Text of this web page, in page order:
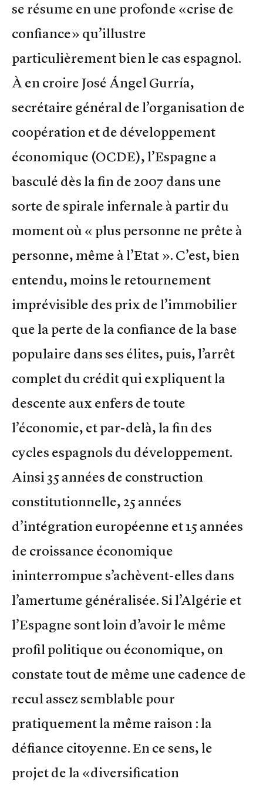
se résume en une profonde «crise de
confiance» qu’illustre
particulièrement bien le cas espagnol.
À en croire José Ángel Gurría,
secrétaire général de l’organisation de
coopération et de développement
économique (OCDE), l’Espagne a
basculé dès la fin de 2007 dans une
sorte de spirale infernale à partir du
moment où « plus personne ne prête à
personne, même à l’Etat ». C’est, bien
entendu, moins le retournement
imprévisible des prix de l’immobilier
que la perte de la confiance de la base
populaire dans ses élites, puis, l’arrêt
complet du crédit qui expliquent la
descente aux enfers de toute
l’économie, et par-delà, la fin des
cycles espagnols du développement.
Ainsi 35 années de construction
constitutionnelle, 25 années
d’intégration européenne et 15 années
de croissance économique
ininterrompue s’achèvent-elles dans
l’amertume généralisée. Si l’Algérie et
l’Espagne sont loin d’avoir le même
profil politique ou économique, on
constate tout de même une cadence de
recul assez semblable pour
pratiquement la même raison : la
défiance citoyenne. En ce sens, le
projet de la «diversification